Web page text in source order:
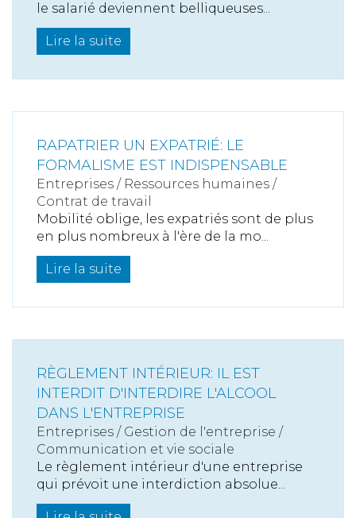
le salarié deviennent belliqueuses...
Lire la suite
RAPATRIER UN EXPATRIÉ: LE
FORMALISME EST INDISPENSABLE
Entreprises / Ressources humaines /
Contrat de travail
Mobilité oblige, les expatriés sont de plus
en plus nombreux à l'ère de la mo...
Lire la suite
RÈGLEMENT INTÉRIEUR: IL EST
INTERDIT D'INTERDIRE L'ALCOOL
DANS L'ENTREPRISE
Entreprises / Gestion de l'entreprise /
Communication et vie sociale
Le règlement intérieur d'une entreprise
qui prévoit une interdiction absolue...